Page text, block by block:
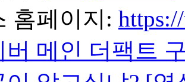
홈페이지:
버 메인 더팩트